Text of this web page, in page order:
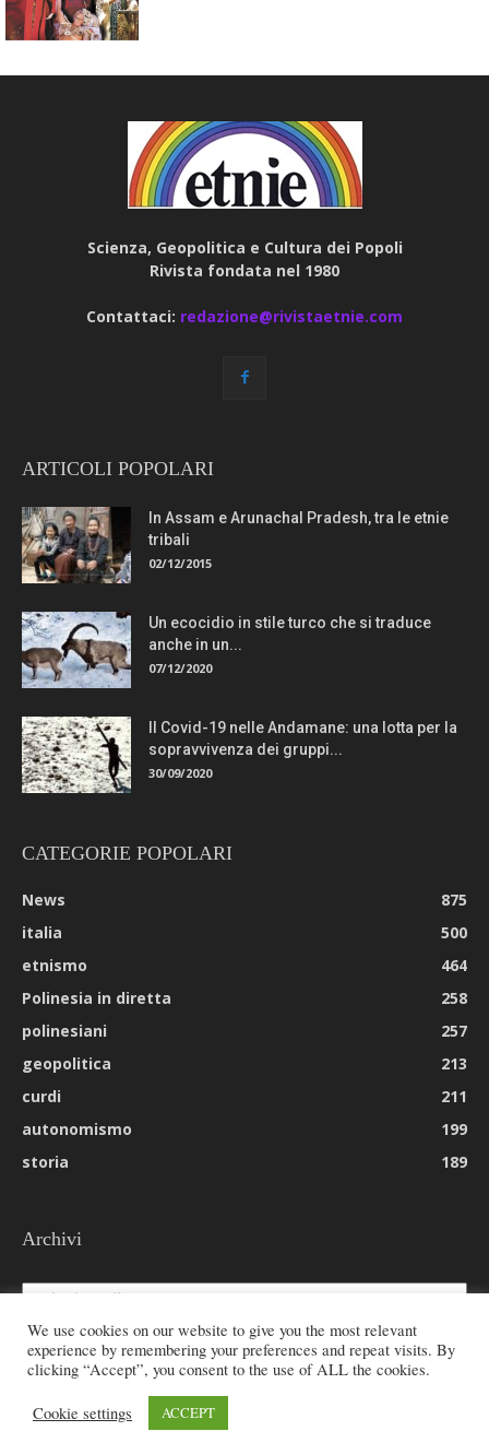
Scienza, Geopolitica e Cultura dei Popoli
Rivista fondata nel 1980
Contattaci: redazione@rivistaetnie.com
ARTICOLI POPOLARI
In Assam e Arunachal Pradesh, tra le etnie
tribali
02/12/2015
Un ecocidio in stile turco che si traduce
anche in un...
07/12/2020
Il Covid-19 nelle Andamane: una lotta per la
sopravvivenza dei gruppi...
30/09/2020
CATEGORIE POPOLARI
News
875
italia
500
etnismo
464
Polinesia in diretta
258
polinesiani
257
geopolitica
213
curdi
211
autonomismo
199
storia
189
Archivi
Archivi
© 2026 All rights reserved - Etnie -
We use cookies on our website to give you the most relevant
experience by remembering your preferences and repeat visits. By
clicking “Accept”, you consent to the use of ALL the cookies.
Cookie settings ACCEPT